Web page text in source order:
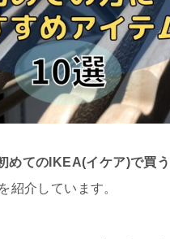
めてのIKEA(イケア)で買
紹介しています。